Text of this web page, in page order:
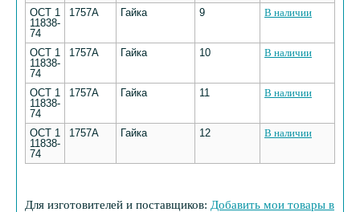
ОСТ 1
11838-
74
1757А Гайка 9 В наличии
ОСТ 1
11838-
74
1757А Гайка 10 В наличии
ОСТ 1
11838-
74
1757А Гайка 11 В наличии
ОСТ 1
11838-
74
1757А Гайка 12 В наличии
Для изготовителей и поставщиков: Добавить мои товары в